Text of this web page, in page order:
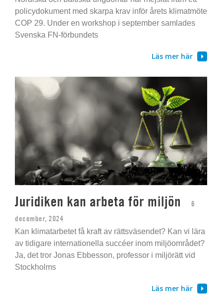
policydokument med skarpa krav inför årets klimatmöte
COP 29. Under en workshop i september samlades
Svenska FN-förbundets
Läs mer här
Juridiken kan arbeta för miljön
6
december, 2024
Kan klimatarbetet få kraft av rättsväsendet? Kan vi lära
av tidigare internationella succéer inom miljöområdet?
Ja, det tror Jonas Ebbesson, professor i miljörätt vid
Stockholms
Läs mer här